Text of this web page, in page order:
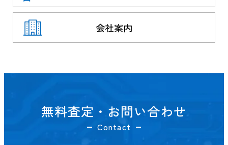
会社案内
無料査定・お問い合わせ
Contact